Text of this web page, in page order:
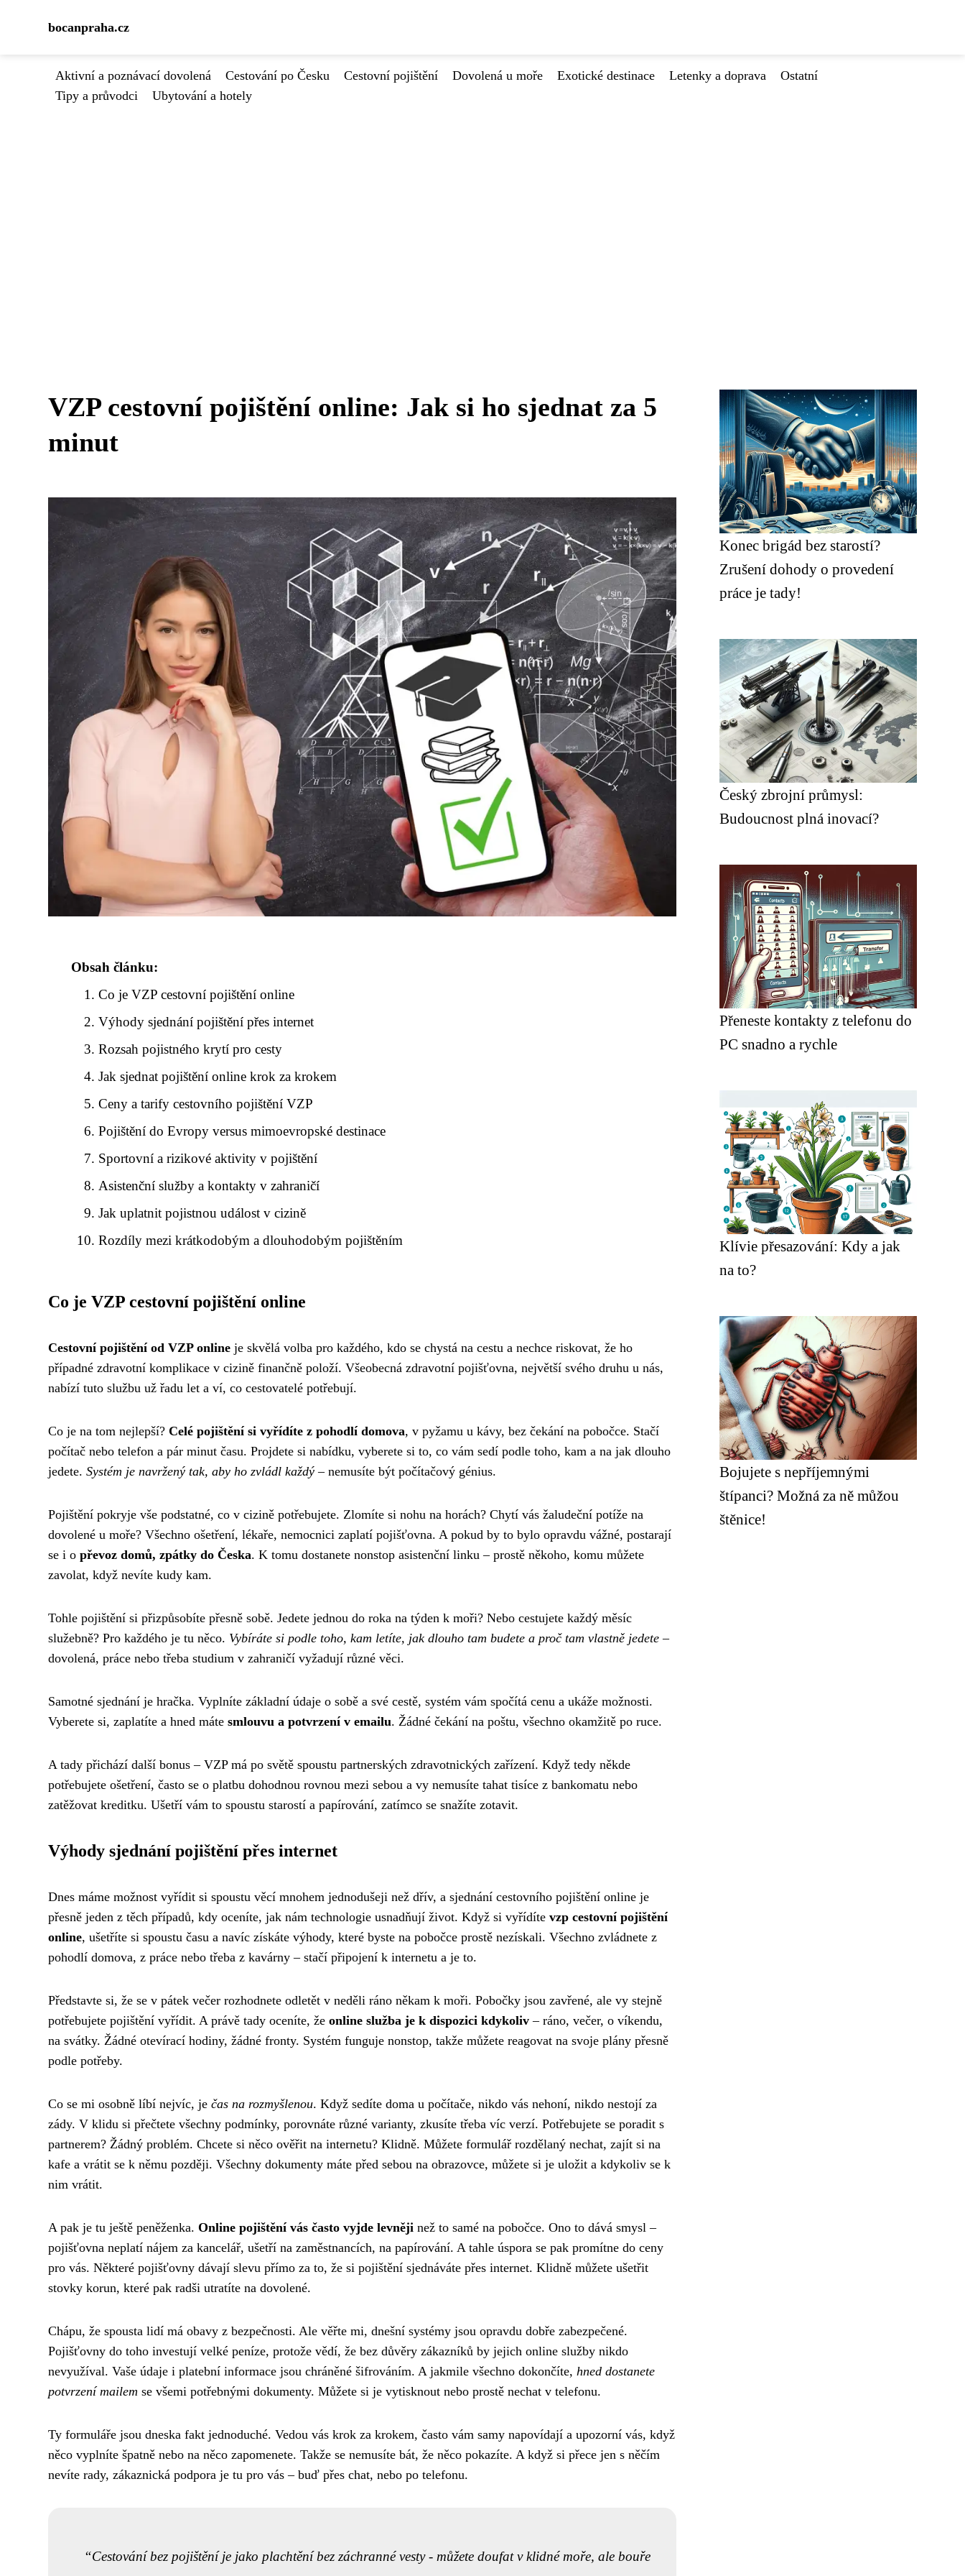
bocanpraha.cz
Aktivní a poznávací dovolená Cestování po Česku Cestovní pojištění Dovolená u moře Exotické destinace Letenky a doprava
Ostatní
Tipy a průvodci
Ubytování a hotely
VZP cestovní pojištění online: Jak si ho sjednat za 5
minut
Obsah článku:
Co je VZP cestovní pojištění online
Výhody sjednání pojištění přes internet
Rozsah pojistného krytí pro cesty
Jak sjednat pojištění online krok za krokem
Ceny a tarify cestovního pojištění VZP
Pojištění do Evropy versus mimoevropské destinace
Sportovní a rizikové aktivity v pojištění
Asistenční služby a kontakty v zahraničí
Jak uplatnit pojistnou událost v cizině
Rozdíly mezi krátkodobým a dlouhodobým pojištěním
Co je VZP cestovní pojištění online
Cestovní pojištění od VZP online je skvělá volba pro každého, kdo se chystá na cestu a nechce riskovat, že ho
případné zdravotní komplikace v cizině finančně položí. Všeobecná zdravotní pojišťovna, největší svého druhu u nás,
nabízí tuto službu už řadu let a ví, co cestovatelé potřebují.
Co je na tom nejlepší? Celé pojištění si vyřídíte z pohodlí domova, v pyžamu u kávy, bez čekání na pobočce. Stačí
počítač nebo telefon a pár minut času. Projdete si nabídku, vyberete si to, co vám sedí podle toho, kam a na jak dlouho
jedete. Systém je navržený tak, aby ho zvládl každý – nemusíte být počítačový génius.
Pojištění pokryje vše podstatné, co v cizině potřebujete. Zlomíte si nohu na horách? Chytí vás žaludeční potíže na
dovolené u moře? Všechno ošetření, lékaře, nemocnici zaplatí pojišťovna. A pokud by to bylo opravdu vážné, postarají
se i o převoz domů, zpátky do Česka. K tomu dostanete nonstop asistenční linku – prostě někoho, komu můžete
zavolat, když nevíte kudy kam.
Tohle pojištění si přizpůsobíte přesně sobě. Jedete jednou do roka na týden k moři? Nebo cestujete každý měsíc
služebně? Pro každého je tu něco. Vybíráte si podle toho, kam letíte, jak dlouho tam budete a proč tam vlastně jedete –
dovolená, práce nebo třeba studium v zahraničí vyžadují různé věci.
Samotné sjednání je hračka. Vyplníte základní údaje o sobě a své cestě, systém vám spočítá cenu a ukáže možnosti.
Vyberete si, zaplatíte a hned máte smlouvu a potvrzení v emailu. Žádné čekání na poštu, všechno okamžitě po ruce.
A tady přichází další bonus – VZP má po světě spoustu partnerských zdravotnických zařízení. Když tedy někde
potřebujete ošetření, často se o platbu dohodnou rovnou mezi sebou a vy nemusíte tahat tisíce z bankomatu nebo
zatěžovat kreditku. Ušetří vám to spoustu starostí a papírování, zatímco se snažíte zotavit.
Výhody sjednání pojištění přes internet
Dnes máme možnost vyřídit si spoustu věcí mnohem jednodušeji než dřív, a sjednání cestovního pojištění online je
přesně jeden z těch případů, kdy oceníte, jak nám technologie usnadňují život. Když si vyřídíte vzp cestovní pojištění
online, ušetříte si spoustu času a navíc získáte výhody, které byste na pobočce prostě nezískali. Všechno zvládnete z
pohodlí domova, z práce nebo třeba z kavárny – stačí připojení k internetu a je to.
Představte si, že se v pátek večer rozhodnete odletět v neděli ráno někam k moři. Pobočky jsou zavřené, ale vy stejně
potřebujete pojištění vyřídit. A právě tady oceníte, že online služba je k dispozici kdykoliv – ráno, večer, o víkendu,
na svátky. Žádné otevírací hodiny, žádné fronty. Systém funguje nonstop, takže můžete reagovat na svoje plány přesně
podle potřeby.
Co se mi osobně líbí nejvíc, je čas na rozmyšlenou. Když sedíte doma u počítače, nikdo vás nehoní, nikdo nestojí za
zády. V klidu si přečtete všechny podmínky, porovnáte různé varianty, zkusíte třeba víc verzí. Potřebujete se poradit s
partnerem? Žádný problém. Chcete si něco ověřit na internetu? Klidně. Můžete formulář rozdělaný nechat, zajít si na
kafe a vrátit se k němu později. Všechny dokumenty máte před sebou na obrazovce, můžete si je uložit a kdykoliv se k
nim vrátit.
A pak je tu ještě peněženka. Online pojištění vás často vyjde levněji než to samé na pobočce. Ono to dává smysl –
pojišťovna neplatí nájem za kancelář, ušetří na zaměstnancích, na papírování. A tahle úspora se pak promítne do ceny
pro vás. Některé pojišťovny dávají slevu přímo za to, že si pojištění sjednáváte přes internet. Klidně můžete ušetřit
stovky korun, které pak radši utratíte na dovolené.
Chápu, že spousta lidí má obavy z bezpečnosti. Ale věřte mi, dnešní systémy jsou opravdu dobře zabezpečené.
Pojišťovny do toho investují velké peníze, protože vědí, že bez důvěry zákazníků by jejich online služby nikdo
nevyužíval. Vaše údaje i platební informace jsou chráněné šifrováním. A jakmile všechno dokončíte, hned dostanete
potvrzení mailem se všemi potřebnými dokumenty. Můžete si je vytisknout nebo prostě nechat v telefonu.
Ty formuláře jsou dneska fakt jednoduché. Vedou vás krok za krokem, často vám samy napovídají a upozorní vás, když
něco vyplníte špatně nebo na něco zapomenete. Takže se nemusíte bát, že něco pokazíte. A když si přece jen s něčím
nevíte rady, zákaznická podpora je tu pro vás – buď přes chat, nebo po telefonu.
Cestování bez pojištění je jako plachtění bez záchranné vesty - můžete doufat v klidné moře, ale bouře
Konec brigád bez starostí?
Zrušení dohody o provedení
práce je tady!
Český zbrojní průmysl:
Budoucnost plná inovací?
Přeneste kontakty z telefonu do
PC snadno a rychle
Klívie přesazování: Kdy a jak
na to?
Bojujete s nepříjemnými
štípanci? Možná za ně můžou
štěnice!